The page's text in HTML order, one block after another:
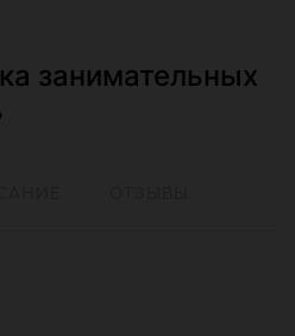
занимательных